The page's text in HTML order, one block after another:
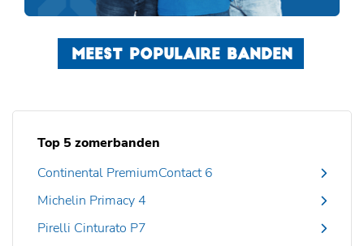
MEEST POPULAIRE BANDEN
Top 5 zomerbanden
Continental PremiumContact 6
Michelin Primacy 4
Pirelli Cinturato P7